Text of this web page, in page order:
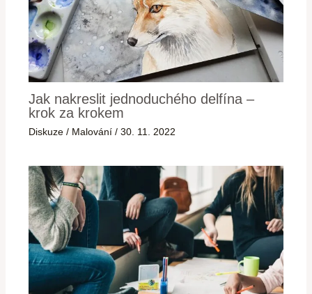
Jak nakreslit jednoduchého delfína –
krok za krokem
Diskuze / Malování /30. 11. 2022